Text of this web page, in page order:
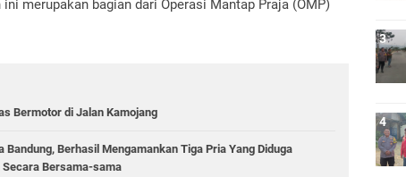
merupakan bagian dari Operasi Mantap Praja (OMP)
Bermotor di Jalan Kamojang
Berhasil Mengamankan Tiga Pria Yang Diduga
Bersama-sama